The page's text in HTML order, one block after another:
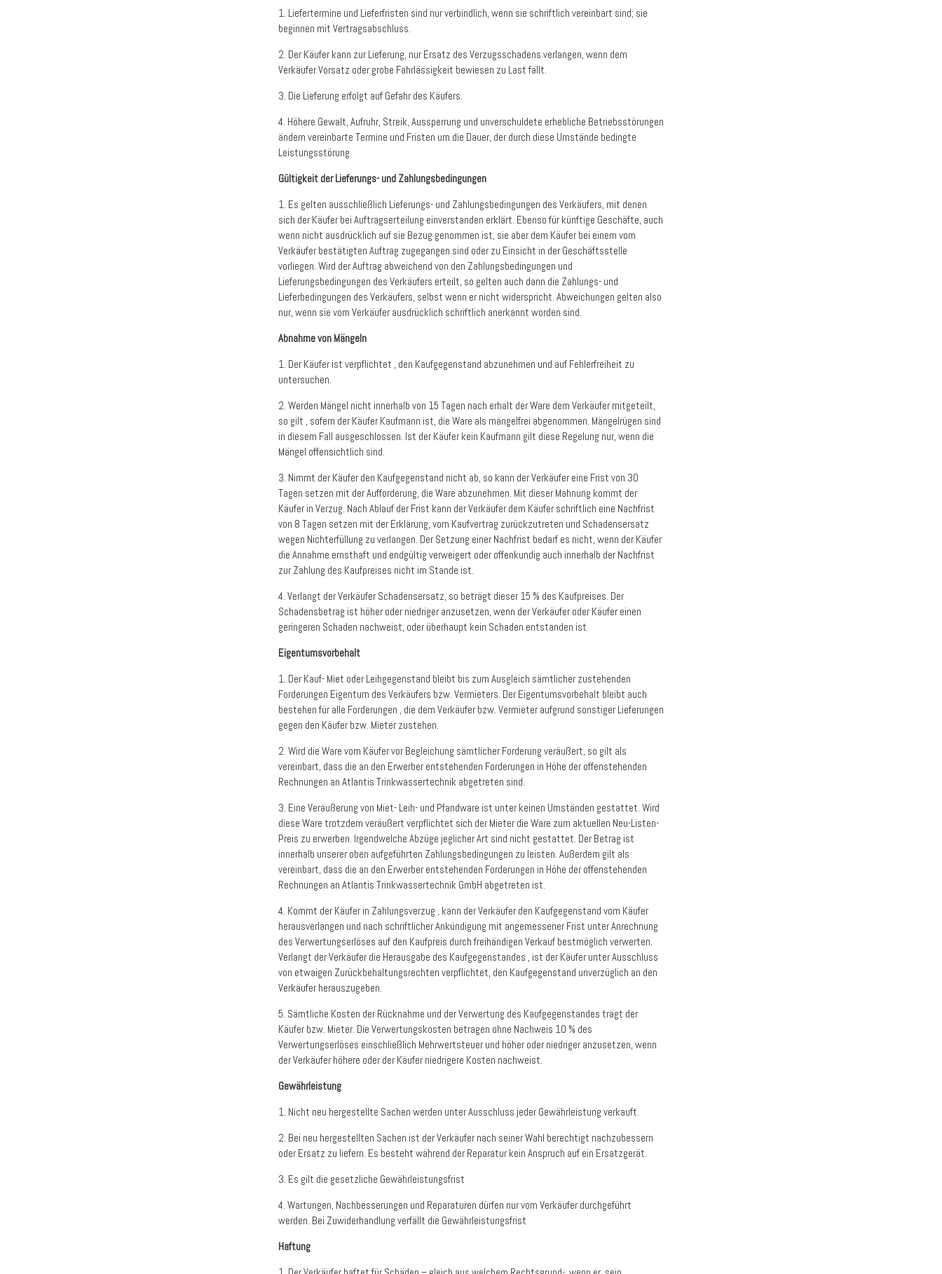
1. Liefertermine und Lieferfristen sind nur verbindlich, wenn sie schriftlich vereinbart sind; sie
beginnen mit Vertragsabschluss.
2. Der Käufer kann zur Lieferung, nur Ersatz des Verzugsschadens verlangen, wenn dem
Verkäufer Vorsatz oder grobe Fahrlässigkeit bewiesen zu Last fällt.
3. Die Lieferung erfolgt auf Gefahr des Käufers.
4. Höhere Gewalt, Aufruhr, Streik, Aussperrung und unverschuldete erhebliche Betriebsstörungen
ändern vereinbarte Termine und Fristen um die Dauer, der durch diese Umstände bedingte
Leistungsstörung.
Gültigkeit der Lieferungs- und Zahlungsbedingungen
1. Es gelten ausschließlich Lieferungs- und Zahlungsbedingungen des Verkäufers, mit denen
sich der Käufer bei Auftragserteilung einverstanden erklärt. Ebenso für künftige Geschäfte, auch
wenn nicht ausdrücklich auf sie Bezug genommen ist, sie aber dem Käufer bei einem vom
Verkäufer bestätigten Auftrag zugegangen sind oder zu Einsicht in der Geschäftsstelle
vorliegen. Wird der Auftrag abweichend von den Zahlungsbedingungen und
Lieferungsbedingungen des Verkäufers erteilt, so gelten auch dann die Zahlungs- und
Lieferbedingungen des Verkäufers, selbst wenn er nicht widerspricht. Abweichungen gelten also
nur, wenn sie vom Verkäufer ausdrücklich schriftlich anerkannt worden sind.
Abnahme von Mängeln
1. Der Käufer ist verpflichtet , den Kaufgegenstand abzunehmen und auf Fehlerfreiheit zu
untersuchen.
2. Werden Mängel nicht innerhalb von 15 Tagen nach erhalt der Ware dem Verkäufer mitgeteilt,
so gilt , sofern der Käufer Kaufmann ist, die Ware als mängelfrei abgenommen. Mängelrügen sind
in diesem Fall ausgeschlossen. Ist der Käufer kein Kaufmann gilt diese Regelung nur, wenn die
Mängel offensichtlich sind.
3. Nimmt der Käufer den Kaufgegenstand nicht ab, so kann der Verkäufer eine Frist von 30
Tagen setzen mit der Aufforderung, die Ware abzunehmen. Mit dieser Mahnung kommt der
Käufer in Verzug. Nach Ablauf der Frist kann der Verkäufer dem Käufer schriftlich eine Nachfrist
von 8 Tagen setzen mit der Erklärung, vom Kaufvertrag zurückzutreten und Schadensersatz
wegen Nichterfüllung zu verlangen. Der Setzung einer Nachfrist bedarf es nicht, wenn der Käufer
die Annahme ernsthaft und endgültig verweigert oder offenkundig auch innerhalb der Nachfrist
zur Zahlung des Kaufpreises nicht im Stande ist.
4. Verlangt der Verkäufer Schadensersatz, so beträgt dieser 15 % des Kaufpreises. Der
Schadensbetrag ist höher oder niedriger anzusetzen, wenn der Verkäufer oder Käufer einen
geringeren Schaden nachweist, oder überhaupt kein Schaden entstanden ist.
Eigentumsvorbehalt
1. Der Kauf- Miet oder Leihgegenstand bleibt bis zum Ausgleich sämtlicher zustehenden
Forderungen Eigentum des Verkäufers bzw. Vermieters. Der Eigentumsvorbehalt bleibt auch
bestehen für alle Forderungen , die dem Verkäufer bzw. Vermieter aufgrund sonstiger Lieferungen
gegen den Käufer bzw. Mieter zustehen.
2. Wird die Ware vom Käufer vor Begleichung sämtlicher Forderung veräußert, so gilt als
vereinbart, dass die an den Erwerber entstehenden Forderungen in Höhe der offenstehenden
Rechnungen an Atlantis Trinkwassertechnik abgetreten sind.
3. Eine Veräußerung von Miet- Leih- und Pfandware ist unter keinen Umständen gestattet. Wird
diese Ware trotzdem veräußert verpflichtet sich der Mieter die Ware zum aktuellen Neu-Listen-
Preis zu erwerben. Irgendwelche Abzüge jeglicher Art sind nicht gestattet. Der Betrag ist
innerhalb unserer oben aufgeführten Zahlungsbedingungen zu leisten. Außerdem gilt als
vereinbart, dass die an den Erwerber entstehenden Forderungen in Höhe der offenstehenden
Rechnungen an Atlantis Trinkwassertechnik GmbH abgetreten ist.
4. Kommt der Käufer in Zahlungsverzug , kann der Verkäufer den Kaufgegenstand vom Käufer
herausverlangen und nach schriftlicher Ankündigung mit angemessener Frist unter Anrechnung
des Verwertungserlöses auf den Kaufpreis durch freihändigen Verkauf bestmöglich verwerten.
Verlangt der Verkäufer die Herausgabe des Kaufgegenstandes , ist der Käufer unter Ausschluss
von etwaigen Zurückbehaltungsrechten verpflichtet, den Kaufgegenstand unverzüglich an den
Verkäufer herauszugeben.
5. Sämtliche Kosten der Rücknahme und der Verwertung des Kaufgegenstandes trägt der
Käufer bzw. Mieter. Die Verwertungskosten betragen ohne Nachweis 10 % des
Verwertungserlöses einschließlich Mehrwertsteuer und höher oder niedriger anzusetzen, wenn
der Verkäufer höhere oder der Käufer niedrigere Kosten nachweist.
Gewährleistung
1. Nicht neu hergestellte Sachen werden unter Ausschluss jeder Gewährleistung verkauft.
2. Bei neu hergestellten Sachen ist der Verkäufer nach seiner Wahl berechtigt nachzubessern
oder Ersatz zu liefern. Es besteht während der Reparatur kein Anspruch auf ein Ersatzgerät.
3. Es gilt die gesetzliche Gewährleistungsfrist
4. Wartungen, Nachbesserungen und Reparaturen dürfen nur vom Verkäufer durchgeführt
werden. Bei Zuwiderhandlung verfällt die Gewährleistungsfrist
Haftung